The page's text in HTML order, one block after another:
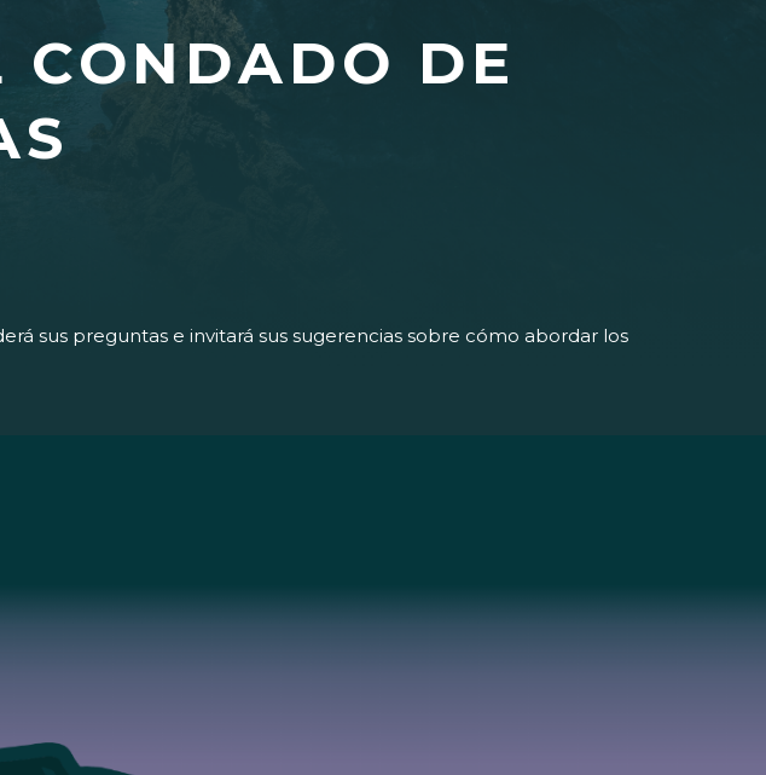
DE
sus preguntas e invitará sus sugerencias sobre cómo abordar los